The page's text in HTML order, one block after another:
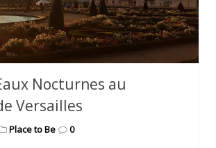
Nocturnes au
Versailles
Place to Be 0